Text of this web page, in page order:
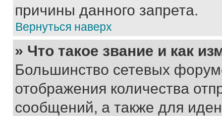
причины данного запрета.
Вернуться наверх
» Что такое звание и как
Большинство сетевых
отображения количества
сообщений, а также для